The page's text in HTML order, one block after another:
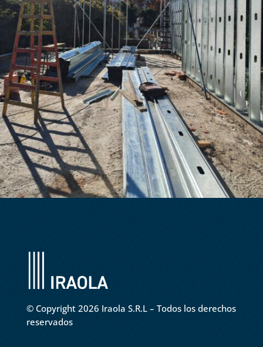
© Copyright 2026 Iraola S.R.L – Todos los derechos
reservados